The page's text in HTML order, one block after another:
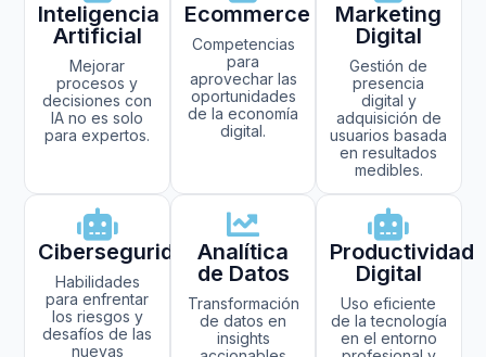
Inteligencia
Artificial
Mejorar
procesos y
decisiones con
IA no es solo
para expertos.
Ecommerce
Competencias
para
aprovechar las
oportunidades
de la economía
digital.
Marketing
Digital
Gestión de
presencia
digital y
adquisición de
usuarios basada
en resultados
medibles.
Ciberseguridad
Habilidades
para enfrentar
los riesgos y
desafíos de las
nuevas
Analítica
de Datos
Transformación
de datos en
insights
Productividad
Digital
Uso eficiente
de la tecnología
en el entorno